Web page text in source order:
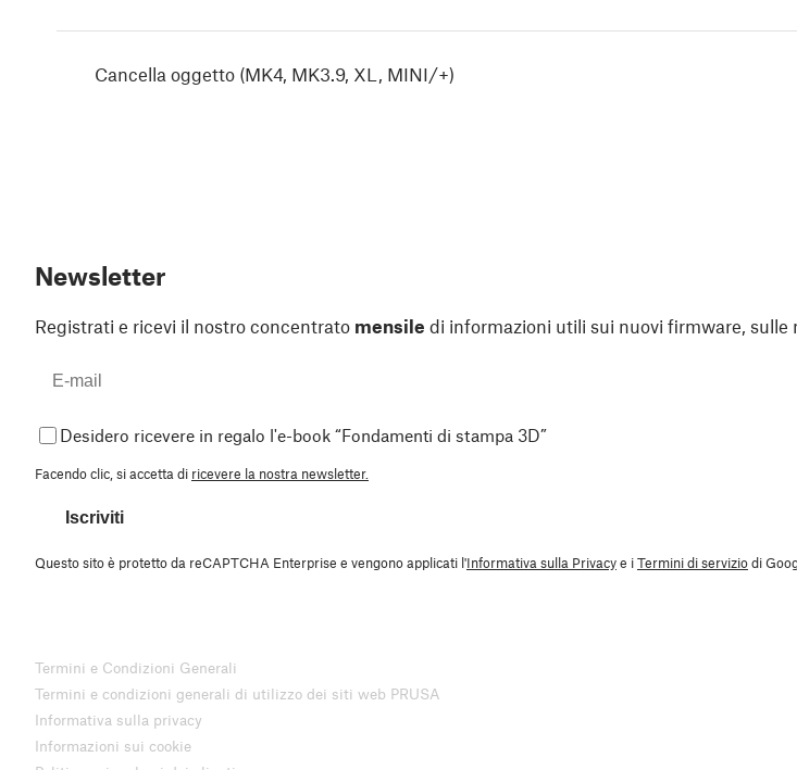
Cancella oggetto (MK4, MK3.9, XL, MINI/+)
Newsletter
Registrati e ricevi il nostro concentrato mensile di informazioni utili sui nuovi firmware, sulle
Desidero ricevere in regalo l'e-book “Fondamenti di stampa 3D”
Facendo clic, si accetta di ricevere la nostra newsletter.
Iscriviti
Questo sito è protetto da reCAPTCHA Enterprise e vengono applicati l'Informativa sulla Privacye iTermini di serviziodi
Termini e Condizioni Generali
Termini e condizioni generali di utilizzo dei siti web PRUSA
Informativa sulla privacy
Informazioni sui cookie